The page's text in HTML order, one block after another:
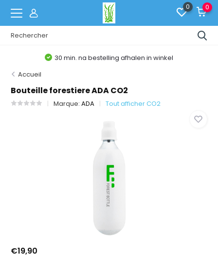
0 0
30 min. na bestelling afhalen in winkel
Accueil
Bouteille forestiere ADA CO2
Marque:ADA Tout afficher CO2
€19,90